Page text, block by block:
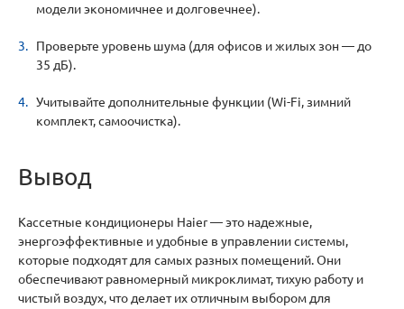
модели экономичнее и долговечнее).
Проверьте уровень шума (для офисов и жилых зон — до
35 дБ).
Учитывайте дополнительные функции (Wi-Fi, зимний
комплект, самоочистка).
Вывод
Кассетные кондиционеры Haier — это надежные,
энергоэффективные и удобные в управлении системы,
которые подходят для самых разных помещений. Они
обеспечивают равномерный микроклимат, тихую работу и
чистый воздух, что делает их отличным выбором для